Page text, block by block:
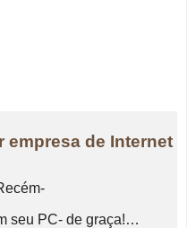
empresa de Internet
seu PC- de graça!…